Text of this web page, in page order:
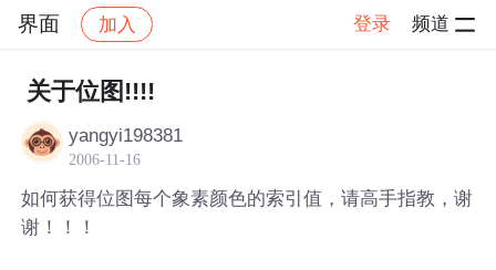
界面 加入 登录 频道
社区 界面
关于位图!!!!
yangyi198381
2006-11-16
如何获得位图每个象素颜色的索引值，请高手指教，谢
谢！！！